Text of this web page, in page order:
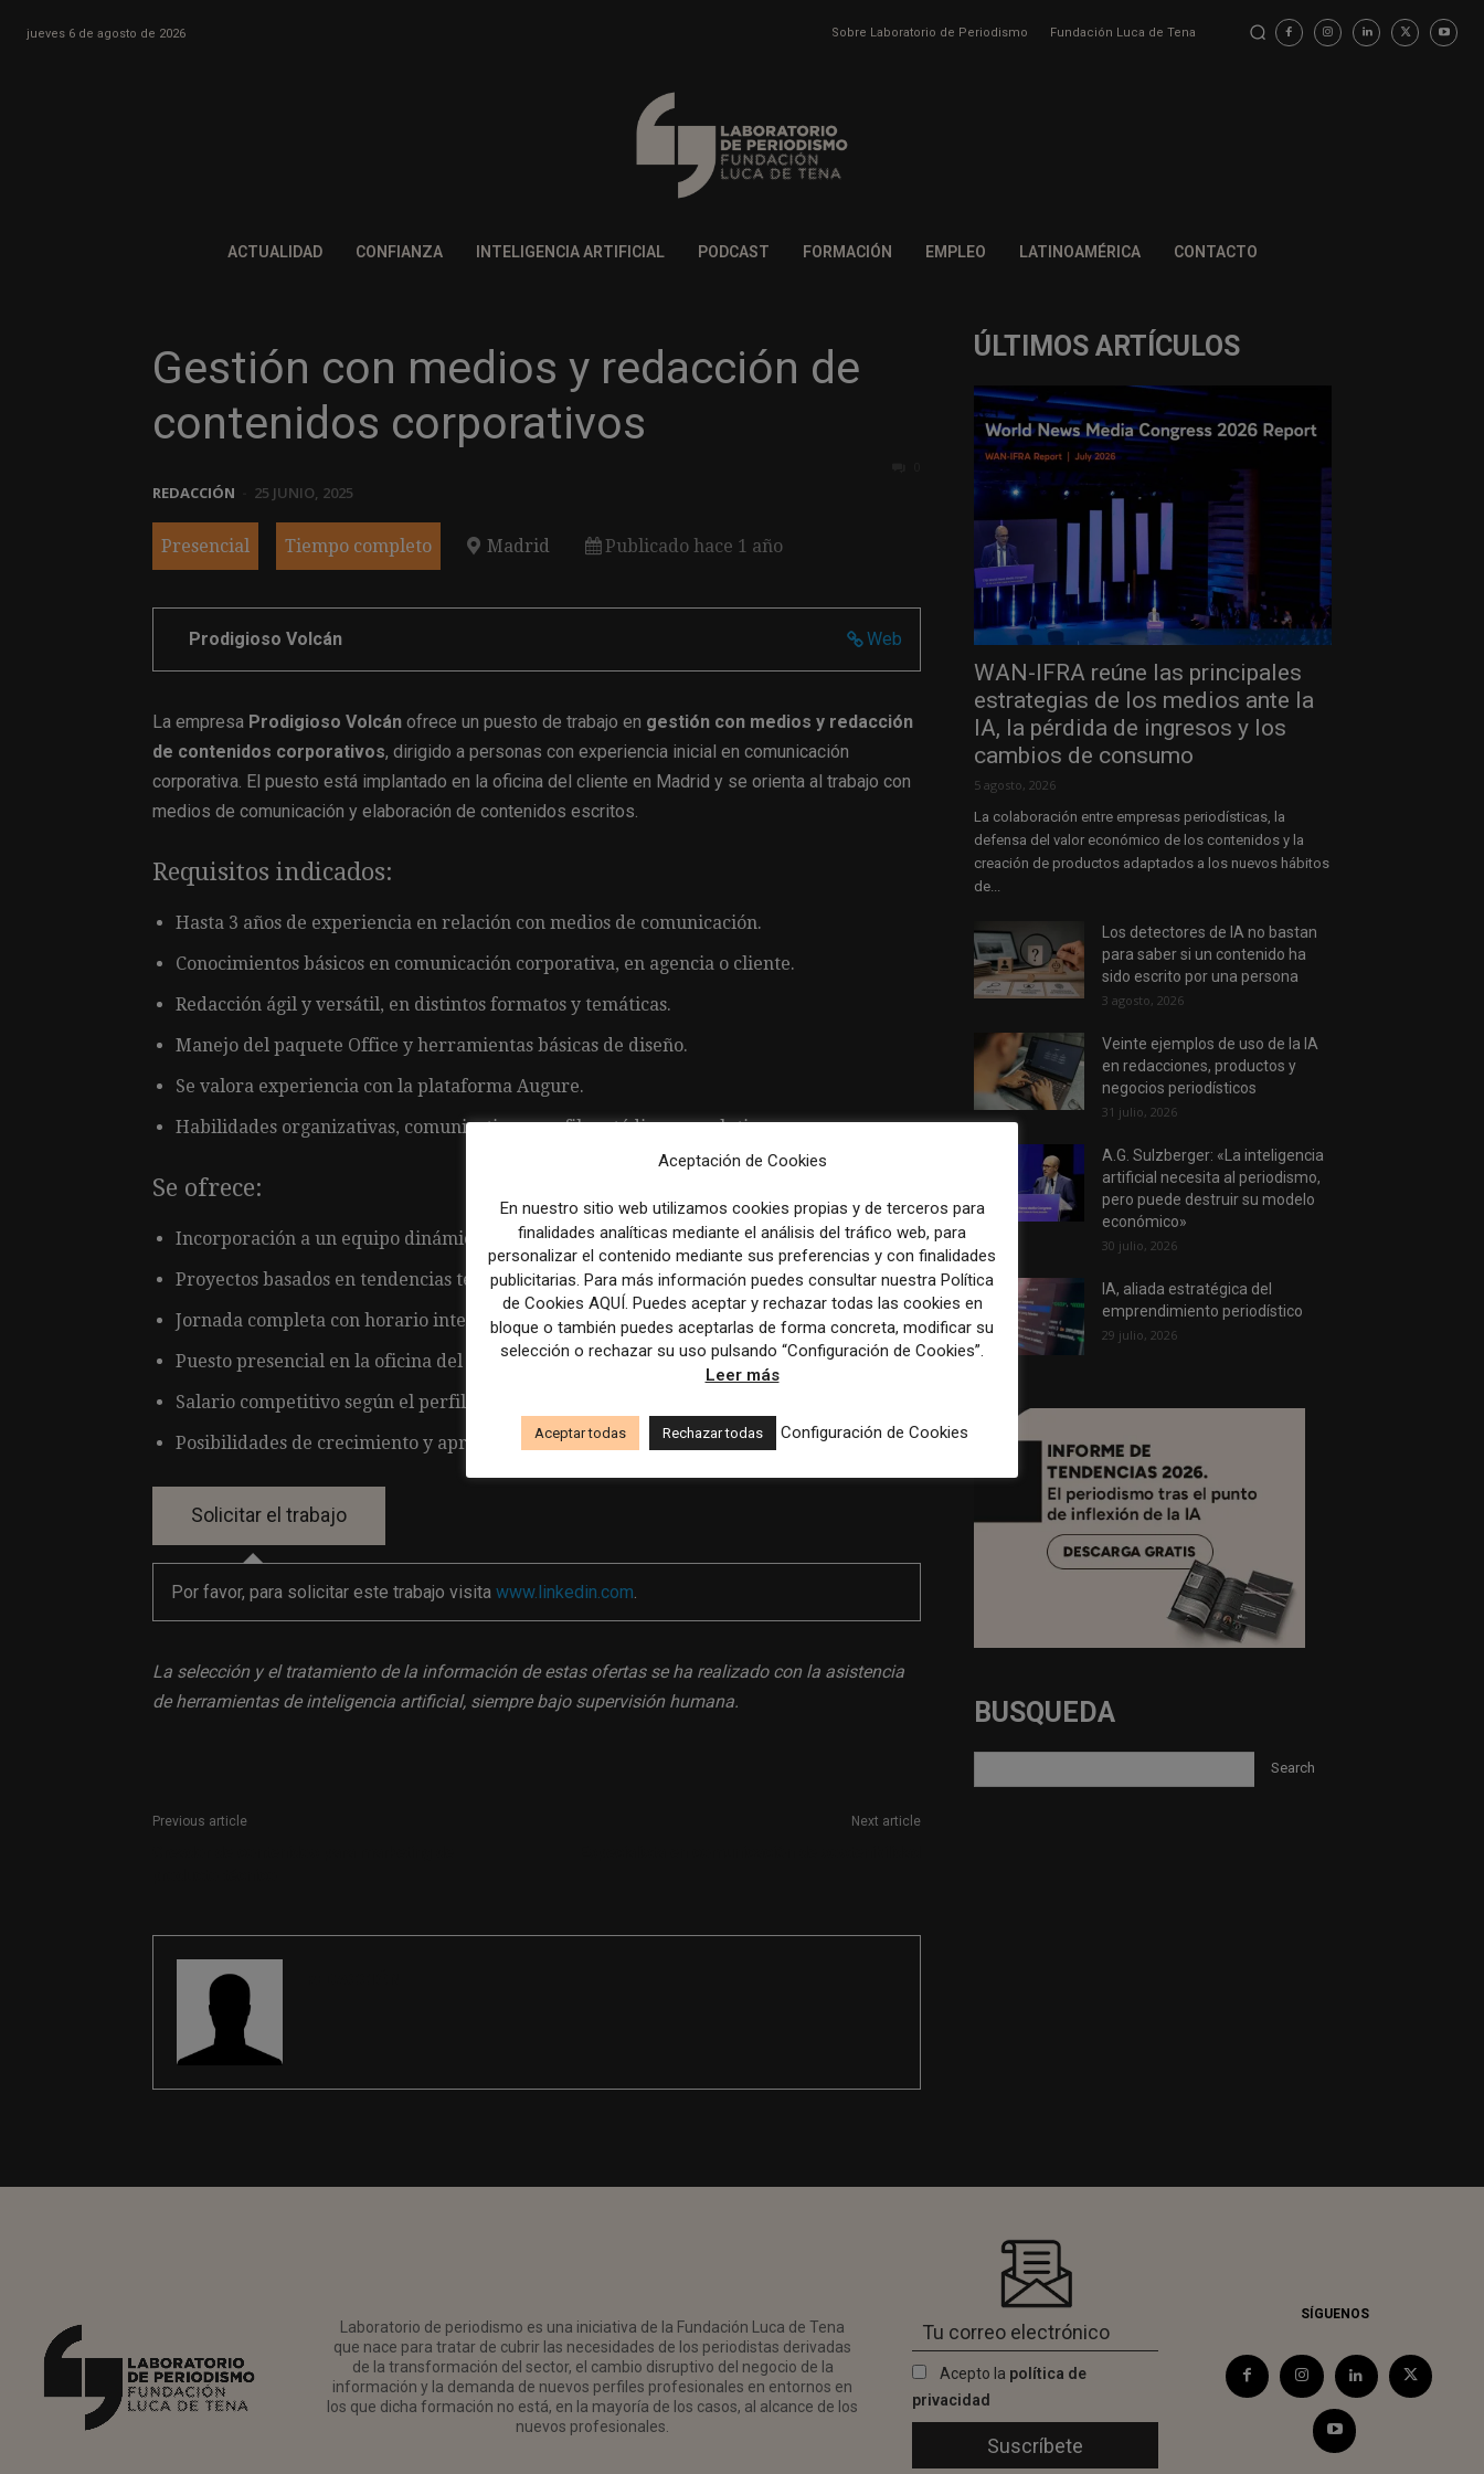
jueves 6 de agosto de 2026 Sobre Laboratorio de Periodismo Fundación Luca de Tena
ACTUALIDAD CONFIANZA INTELIGENCIA ARTIFICIAL PODCAST FORMACIÓN EMPLEO LATINOAMÉRICA CONTACTO
Gestión con medios y redacción de
contenidos corporativos
REDACCIÓN 25 JUNIO, 2025
Presencial Tiempo completo Madrid Publicado hace 1 año
Web
Prodigioso Volcán
La empresa Prodigioso Volcán ofrece un puesto de trabajo en gestión con medios y redacción
de contenidos corporativos, dirigido a personas con experiencia inicial en comunicación
corporativa. El puesto está implantado en la oficina del cliente en Madrid y se orienta al trabajo con
medios de comunicación y elaboración de contenidos escritos.
Requisitos indicados:
Hasta 3 años de experiencia en relación con medios de comunicación.
Conocimientos básicos en comunicación corporativa, en agencia o cliente.
Redacción ágil y versátil, en distintos formatos y temáticas.
Manejo del paquete Office y herramientas básicas de diseño.
Se valora experiencia con la plataforma Augure.
Habilidades organizativas, comunicativas, perfil metódico y resolutivo.
Se ofrece:
Incorporación a un equipo dinámico y especializado.
Proyectos basados en tendencias tecnológicas actuales.
Jornada completa con horario intensivo los viernes y en verano (julio y agosto).
Puesto presencial en la oficina del cliente, en Madrid.
Salario competitivo según el perfil.
Posibilidades de crecimiento y aprendizaje dentro de la empresa.
Por favor, para solicitar este trabajo visita www.linkedin.com
La selección y el tratamiento de la información de estas ofertas se ha realizado con la asistencia
de herramientas de inteligencia artificial, siempre bajo supervisión humana.
Previous article Next article
ÚLTIMOS ARTÍCULOS
WAN-IFRA reúne las principales
estrategias de los medios ante la
IA, la pérdida de ingresos y los
cambios de consumo
5 agosto, 2026
La colaboración entre empresas periodísticas, la
defensa del valor económico de los contenidos y la
creación de productos adaptados a los nuevos hábitos
de...
Los detectores de IA no bastan
para saber si un contenido ha
sido escrito por una persona
3 agosto, 2026
Veinte ejemplos de uso de la IA
en redacciones, productos y
negocios periodísticos
31 julio, 2026
A.G. Sulzberger: «La inteligencia
artificial necesita al periodismo,
pero puede destruir su modelo
económico»
30 julio, 2026
IA, aliada estratégica del
emprendimiento periodístico
29 julio, 2026
BUSQUEDA
Laboratorio de periodismo es una iniciativa de la Fundación Luca de Tena
que nace para tratar de cubrir las necesidades de los periodistas derivadas
de la transformación del sector, el cambio disruptivo del negocio de la
información y la demanda de nuevos perfiles profesionales en entornos en
los que dicha formación no está, en la mayoría de los casos, al alcance de los
nuevos profesionales.
Acepto la política de
privacidad
SÍGUENOS
Aceptación de Cookies
En nuestro sitio web utilizamos cookies propias y de terceros para
finalidades analíticas mediante el análisis del tráfico web, para
personalizar el contenido mediante sus preferencias y con finalidades
publicitarias. Para más información puedes consultar nuestra Política
de Cookies AQUÍ. Puedes aceptar y rechazar todas las cookies en
bloque o también puedes aceptarlas de forma concreta, modificar su
selección o rechazar su uso pulsando “Configuración de Cookies”.
Leer más
Aceptar todas Rechazar todas Configuración de Cookies